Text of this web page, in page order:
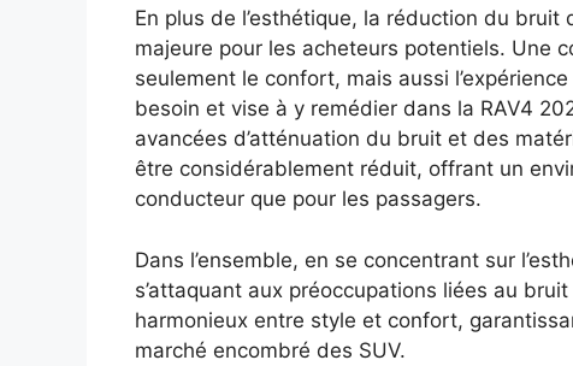
En plus de l’esthétique, la réduction du
majeure pour les acheteurs potentiels. Une
seulement le confort, mais aussi
besoin et vise à y remédier dans la RAV4
avancées d’atténuation du bruit et des
être considérablement réduit, offrant un
conducteur que pour les passagers.
Dans l’ensemble, en se concentrant sur
s’attaquant aux préoccupations liées au
harmonieux entre style et confort,
marché encombré des SUV.